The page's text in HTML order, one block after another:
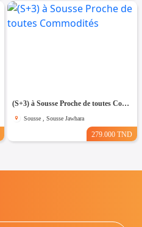
(S+3) à Sousse Proche de toutes Commodités
Sousse , Sousse Jawhara
279.000 TND